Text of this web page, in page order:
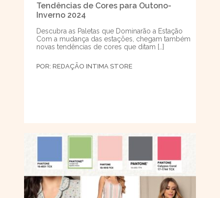
Tendências de Cores para Outono-
Inverno 2024
Descubra as Paletas que Dominarão a Estação
Com a mudança das estações, chegam também
novas tendências de cores que ditam […]
POR: REDAÇÃO INTIMA STORE